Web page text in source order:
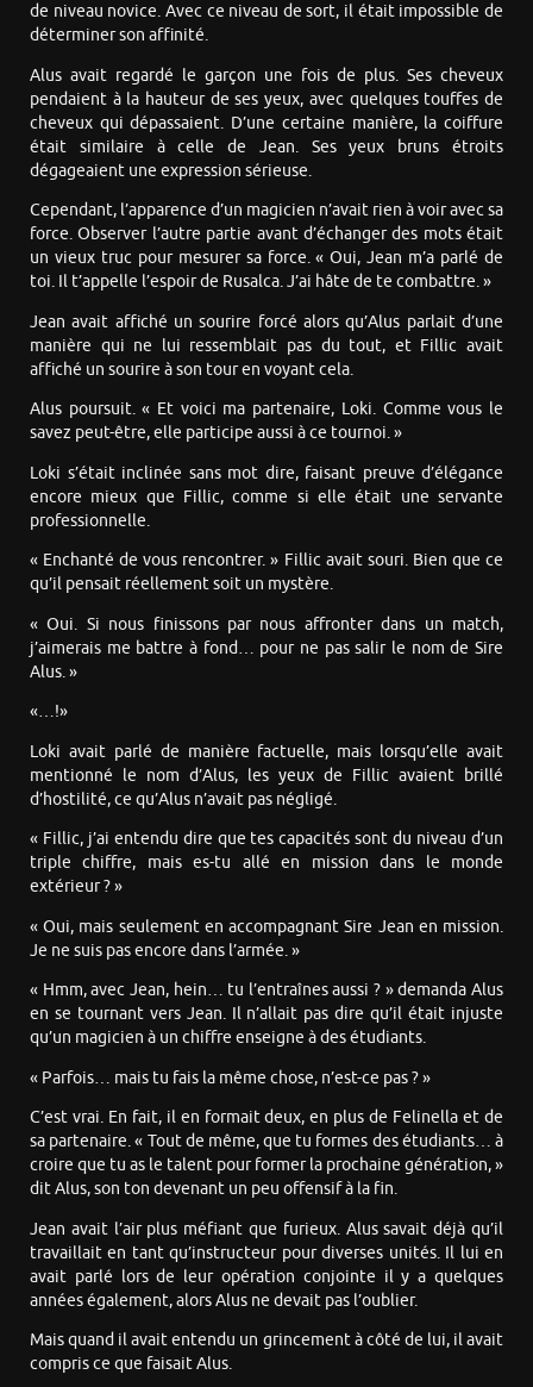
de niveau novice. Avec ce niveau de sort, il était impossible de
déterminer son affinité.
Alus avait regardé le garçon une fois de plus. Ses cheveux
pendaient à la hauteur de ses yeux, avec quelques touffes de
cheveux qui dépassaient. D’une certaine manière, la coiffure
était similaire à celle de Jean. Ses yeux bruns étroits
dégageaient une expression sérieuse.
Cependant, l’apparence d’un magicien n’avait rien à voir avec sa
force. Observer l’autre partie avant d’échanger des mots était
un vieux truc pour mesurer sa force. « Oui, Jean m’a parlé de
toi. Il t’appelle l’espoir de Rusalca. J’ai hâte de te combattre. »
Jean avait affiché un sourire forcé alors qu’Alus parlait d’une
manière qui ne lui ressemblait pas du tout, et Fillic avait
affiché un sourire à son tour en voyant cela.
Alus poursuit. « Et voici ma partenaire, Loki. Comme vous le
savez peut-être, elle participe aussi à ce tournoi. »
Loki s’était inclinée sans mot dire, faisant preuve d’élégance
encore mieux que Fillic, comme si elle était une servante
professionnelle.
« Enchanté de vous rencontrer. » Fillic avait souri. Bien que ce
qu’il pensait réellement soit un mystère.
« Oui. Si nous finissons par nous affronter dans un match,
j’aimerais me battre à fond… pour ne pas salir le nom de Sire
Alus. »
«…!»
Loki avait parlé de manière factuelle, mais lorsqu’elle avait
mentionné le nom d’Alus, les yeux de Fillic avaient brillé
d’hostilité, ce qu’Alus n’avait pas négligé.
« Fillic, j’ai entendu dire que tes capacités sont du niveau d’un
triple chiffre, mais es-tu allé en mission dans le monde
extérieur ? »
« Oui, mais seulement en accompagnant Sire Jean en mission.
Je ne suis pas encore dans l’armée. »
« Hmm, avec Jean, hein… tu l’entraînes aussi ? » demanda Alus
en se tournant vers Jean. Il n’allait pas dire qu’il était injuste
qu’un magicien à un chiffre enseigne à des étudiants.
« Parfois… mais tu fais la même chose, n’est-ce pas ? »
C’est vrai. En fait, il en formait deux, en plus de Felinella et de
sa partenaire. « Tout de même, que tu formes des étudiants… à
croire que tu as le talent pour former la prochaine génération, »
dit Alus, son ton devenant un peu offensif à la fin.
Jean avait l’air plus méfiant que furieux. Alus savait déjà qu’il
travaillait en tant qu’instructeur pour diverses unités. Il lui en
avait parlé lors de leur opération conjointe il y a quelques
années également, alors Alus ne devait pas l’oublier.
Mais quand il avait entendu un grincement à côté de lui, il avait
compris ce que faisait Alus.